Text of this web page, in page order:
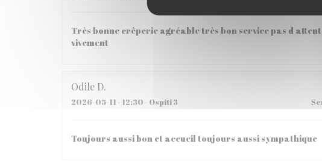
Très bonne crêperie agréable très bon service pas d
vivement
Odile D
2026-05-11 - 12:30 - Ospiti 3
Toujours aussi bon et accueil toujours aussi sympathique